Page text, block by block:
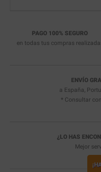
PAGO 100% SEGURO
en todas tus compras
ENVÍO
a España,
* Consultar
¿LO HAS
Mejor